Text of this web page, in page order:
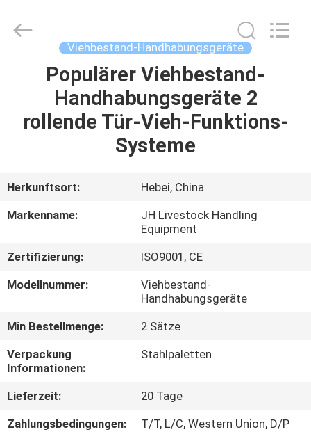
HAUS
PRODUKTE
UNS
AUSFLUG
QUALITÄTSKONTROLLE
TRETEN
SIE
MIT
UNS
Viehbestand-Handhabungsgeräte
Populärer Viehbestand-
Handhabungsgeräte 2
rollende Tür-Vieh-Funktions-
Systeme
Herkunftsort:
Hebei, China
Markenname:
JH Livestock Handling
Equipment
Zertifizierung:
ISO9001, CE
Modellnummer:
Viehbestand-
Handhabungsgeräte
Min Bestellmenge:
2 Sätze
Verpackung
Informationen:
Stahlpaletten
Lieferzeit:
20 Tage
Zahlungsbedingungen:
T/T, L/C, Western Union, D/P